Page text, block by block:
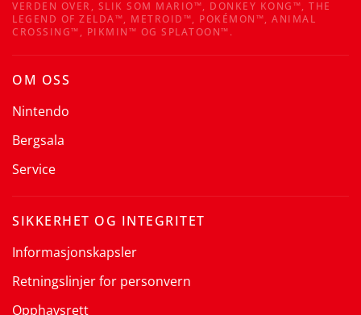
VERDEN OVER, SLIK SOM MARIO™, DONKEY KONG™, THE
LEGEND OF ZELDA™, METROID™, POKÉMON™, ANIMAL
CROSSING™, PIKMIN™ OG SPLATOON™.
OM OSS
Nintendo
Bergsala
Service
SIKKERHET OG INTEGRITET
Informasjonskapsler
Retningslinjer for personvern
Opphavsrett